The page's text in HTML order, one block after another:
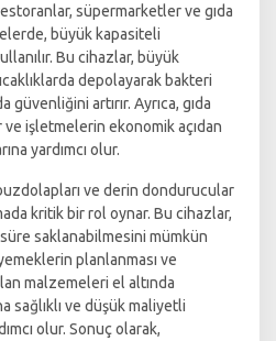
süpermarketler ve gıda
büyük kapasiteli
Bu cihazlar, büyük
depolayarak bakteri
güvenliğini artırır. Ayrıca, gıda
ve işletmelerin ekonomik açıdan
yardımcı olur.
ve derin dondurucular
kritik bir rol oynar. Bu cihazlar,
saklanabilmesini mümkün
planlanması ve
malzemeleri el altında
sağlıklı ve düşük maliyetli
olur. Sonuç olarak,